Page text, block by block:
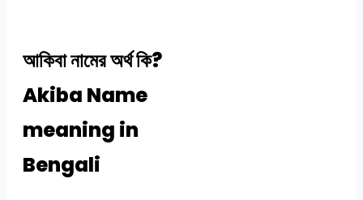
আকিবা নামের অর্থ কি?
Akiba Name
meaning in
Bengali